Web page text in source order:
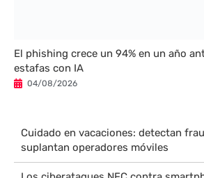
El phishing crece un 94% en un año
estafas con IA
04/08/2026
Cuidado en vacaciones: detectan
suplantan operadores móviles